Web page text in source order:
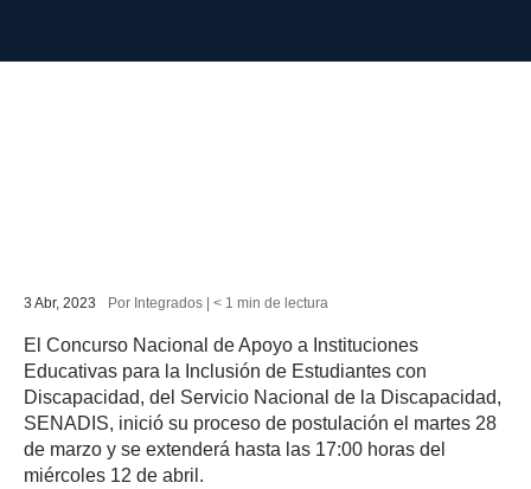
3 Abr, 2023 Por Integrados | < 1 min de lectura
El Concurso Nacional de Apoyo a Instituciones
Educativas para la Inclusión de Estudiantes con
Discapacidad, del Servicio Nacional de la Discapacidad,
SENADIS, inició su proceso de postulación el martes 28
de marzo y se extenderá hasta las 17:00 horas del
miércoles 12 de abril.